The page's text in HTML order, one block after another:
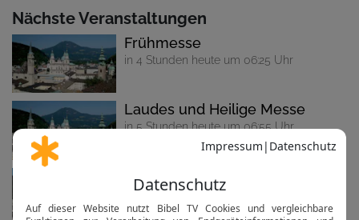
Nächste Veranstaltungen
Frühmesse
in 4 Stunden heute um 06:25 Uhr
Laudes und Heilige Messe
in 5 Stunden heute um 06:55 Uhr
Frühmesse
in 1 Tag morgen um 06:25 Uhr